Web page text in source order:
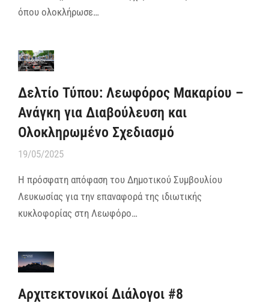
όπου ολοκλήρωσε…
Δελτίο Τύπου: Λεωφόρος Μακαρίου –
Ανάγκη για Διαβούλευση και
Ολοκληρωμένο Σχεδιασμό
19/05/2025
Η πρόσφατη απόφαση του Δημοτικού Συμβουλίου
Λευκωσίας για την επαναφορά της ιδιωτικής
κυκλοφορίας στη Λεωφόρο…
Αρχιτεκτονικοί Διάλογοι #8